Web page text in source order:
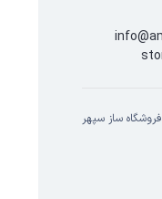
فروشگاه ساز سپهر